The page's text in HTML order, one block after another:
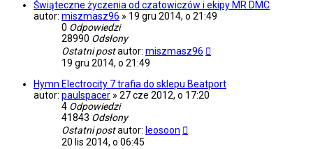
Świąteczne życzenia od czatowiczów i ekipy MR DMC
autor: miszmasz96 » 19 gru 2014, o 21:49
0 Odpowiedzi
28990 Odsłony
Ostatni postautor: miszmasz96
19 gru 2014, o 21:49
Hymn Electrocity 7 trafia do sklepu Beatport
autor: paulspacer » 27 cze 2012, o 17:20
4 Odpowiedzi
41843 Odsłony
Ostatni postautor: leosoon
20 lis 2014, o 06:45